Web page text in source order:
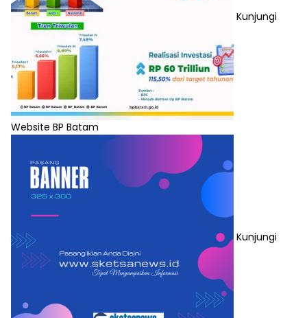
Kunjungi
Website BP Batam
Kunjungi